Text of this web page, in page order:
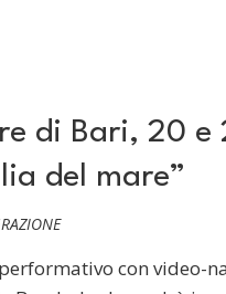
di Bari, 20 e
del mare”
performativo con video-